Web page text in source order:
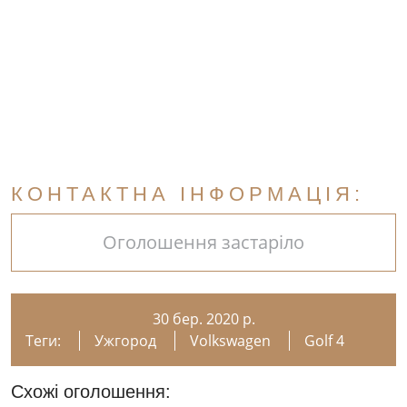
КОНТАКТНА ІНФОРМАЦІЯ:
Оголошення застаріло
30 бер. 2020 р.
Теги:
Ужгород Volkswagen Golf 4
Схожі оголошення: